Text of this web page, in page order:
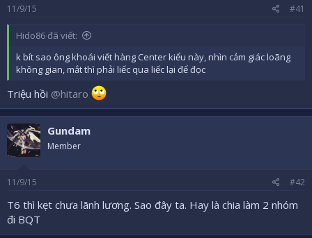
u
11/9/15 #41
Hido86 đã viết:
k bít sao ông khoái viết hàng Center kiểu này, nhìn cảm giác loãng
không gian, mắt thì phải liếc qua liếc lại để đọc
Triệu hồi @hitaro
Gundam
Member
11/9/15 #42
T6 thì kẹt chưa lãnh lương. Sao đây ta. Hay là chia làm 2 nhóm
đi BQT